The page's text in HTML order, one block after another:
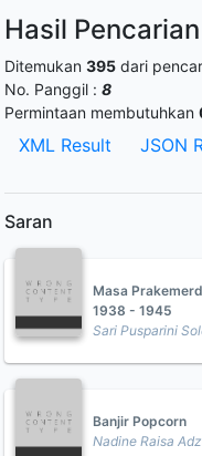
Hasil Pencarian
Ditemukan 395 dari
No. Panggil : 8
Permintaan membutuhkan
XML Result JSON
Saran
Masa
1938 - 1945
Sari Pusparini
Banjir Popcorn
Nadine Raisa